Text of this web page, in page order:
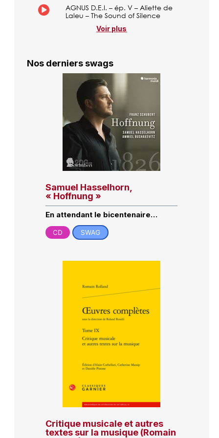
AGNUS D.E.I. – ép. V – Aliette de
Laleu – The Sound of Silence
Voir plus
Nos derniers swags
Samuel Hasselhorn,
« Hoffnung »
En attendant le bicentenaire…
CD SWAG
Critique musicale et autres
textes sur la musique (Romain